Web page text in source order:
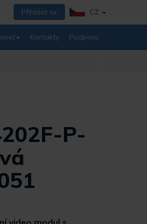
Přihlásit se CZ
Kontakty Podpora
P-